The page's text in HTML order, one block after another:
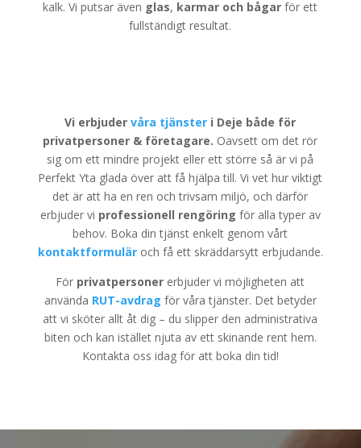
kalk. Vi putsar även glas, karmar och bågar för ett
fullständigt resultat.
Vi erbjudervåra tjänster i Deje både för
privatpersoner & företagare. Oavsett om det rör
sig om ett mindre projekt eller ett större så är vi på
Perfekt Yta glada över att få hjälpa till. Vi vet hur viktigt
det är att ha en ren och trivsam miljö, och därför
erbjuder vi professionell rengöring för alla typer av
behov. Boka din tjänst enkelt genom vårt
kontaktformuläroch få ett skräddarsytt erbjudande.
För privatpersoner erbjuder vi möjligheten att
använda RUT-avdrag för våra tjänster. Det betyder
att vi sköter allt åt dig – du slipper den administrativa
biten och kan istället njuta av ett skinande rent hem.
Kontakta oss idag för att boka din tid!